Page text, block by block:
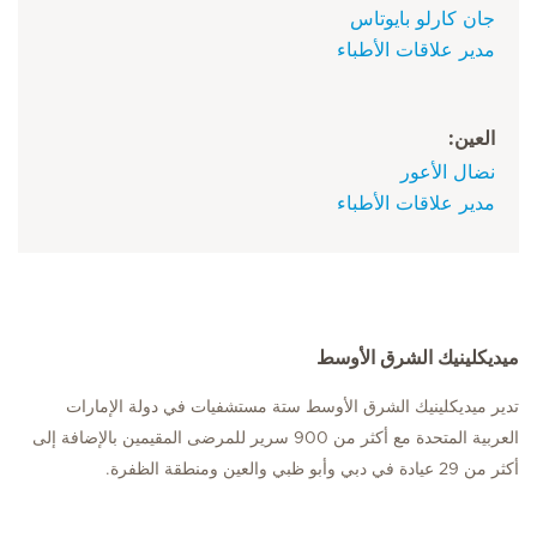
جان كارلو بايوتاس
مدير علاقات الأطباء
العين:
نضال الأعور
مدير علاقات الأطباء
ميديكلينيك الشرق الأوسط
تدير ميديكلينيك الشرق الأوسط ستة مستشفيات في دولة الإمارات
العربية المتحدة مع أكثر من 900 سرير للمرضى المقيمين بالإضافة إلى
أكثر من 29 عيادة في دبي وأبو ظبي والعين ومنطقة الظفرة.